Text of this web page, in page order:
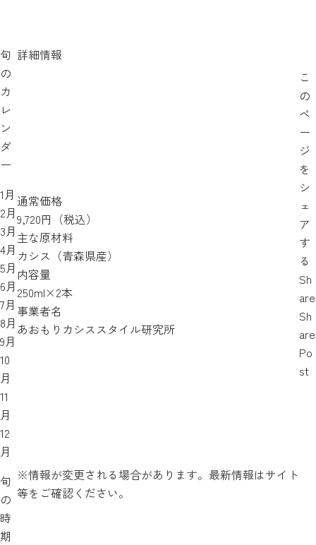
旬
の
カ
レ
ン
ダ
ー
1月
2月
3月
4月
5月
6月
7月
8月
9月
10
月
11
月
12
月
旬
の
時
期
詳細情報
通常価格
9,720円（税込）
主な原材料
カシス（青森県産）
内容量
250ml×2本
事業者名
あおもりカシススタイル研究所
※情報が変更される場合があります。最新情報はサイト
等をご確認ください。
こ
の
ペ
ー
ジ
を
シ
ェ
ア
す
る
Sh
are
Sh
are
Po
st